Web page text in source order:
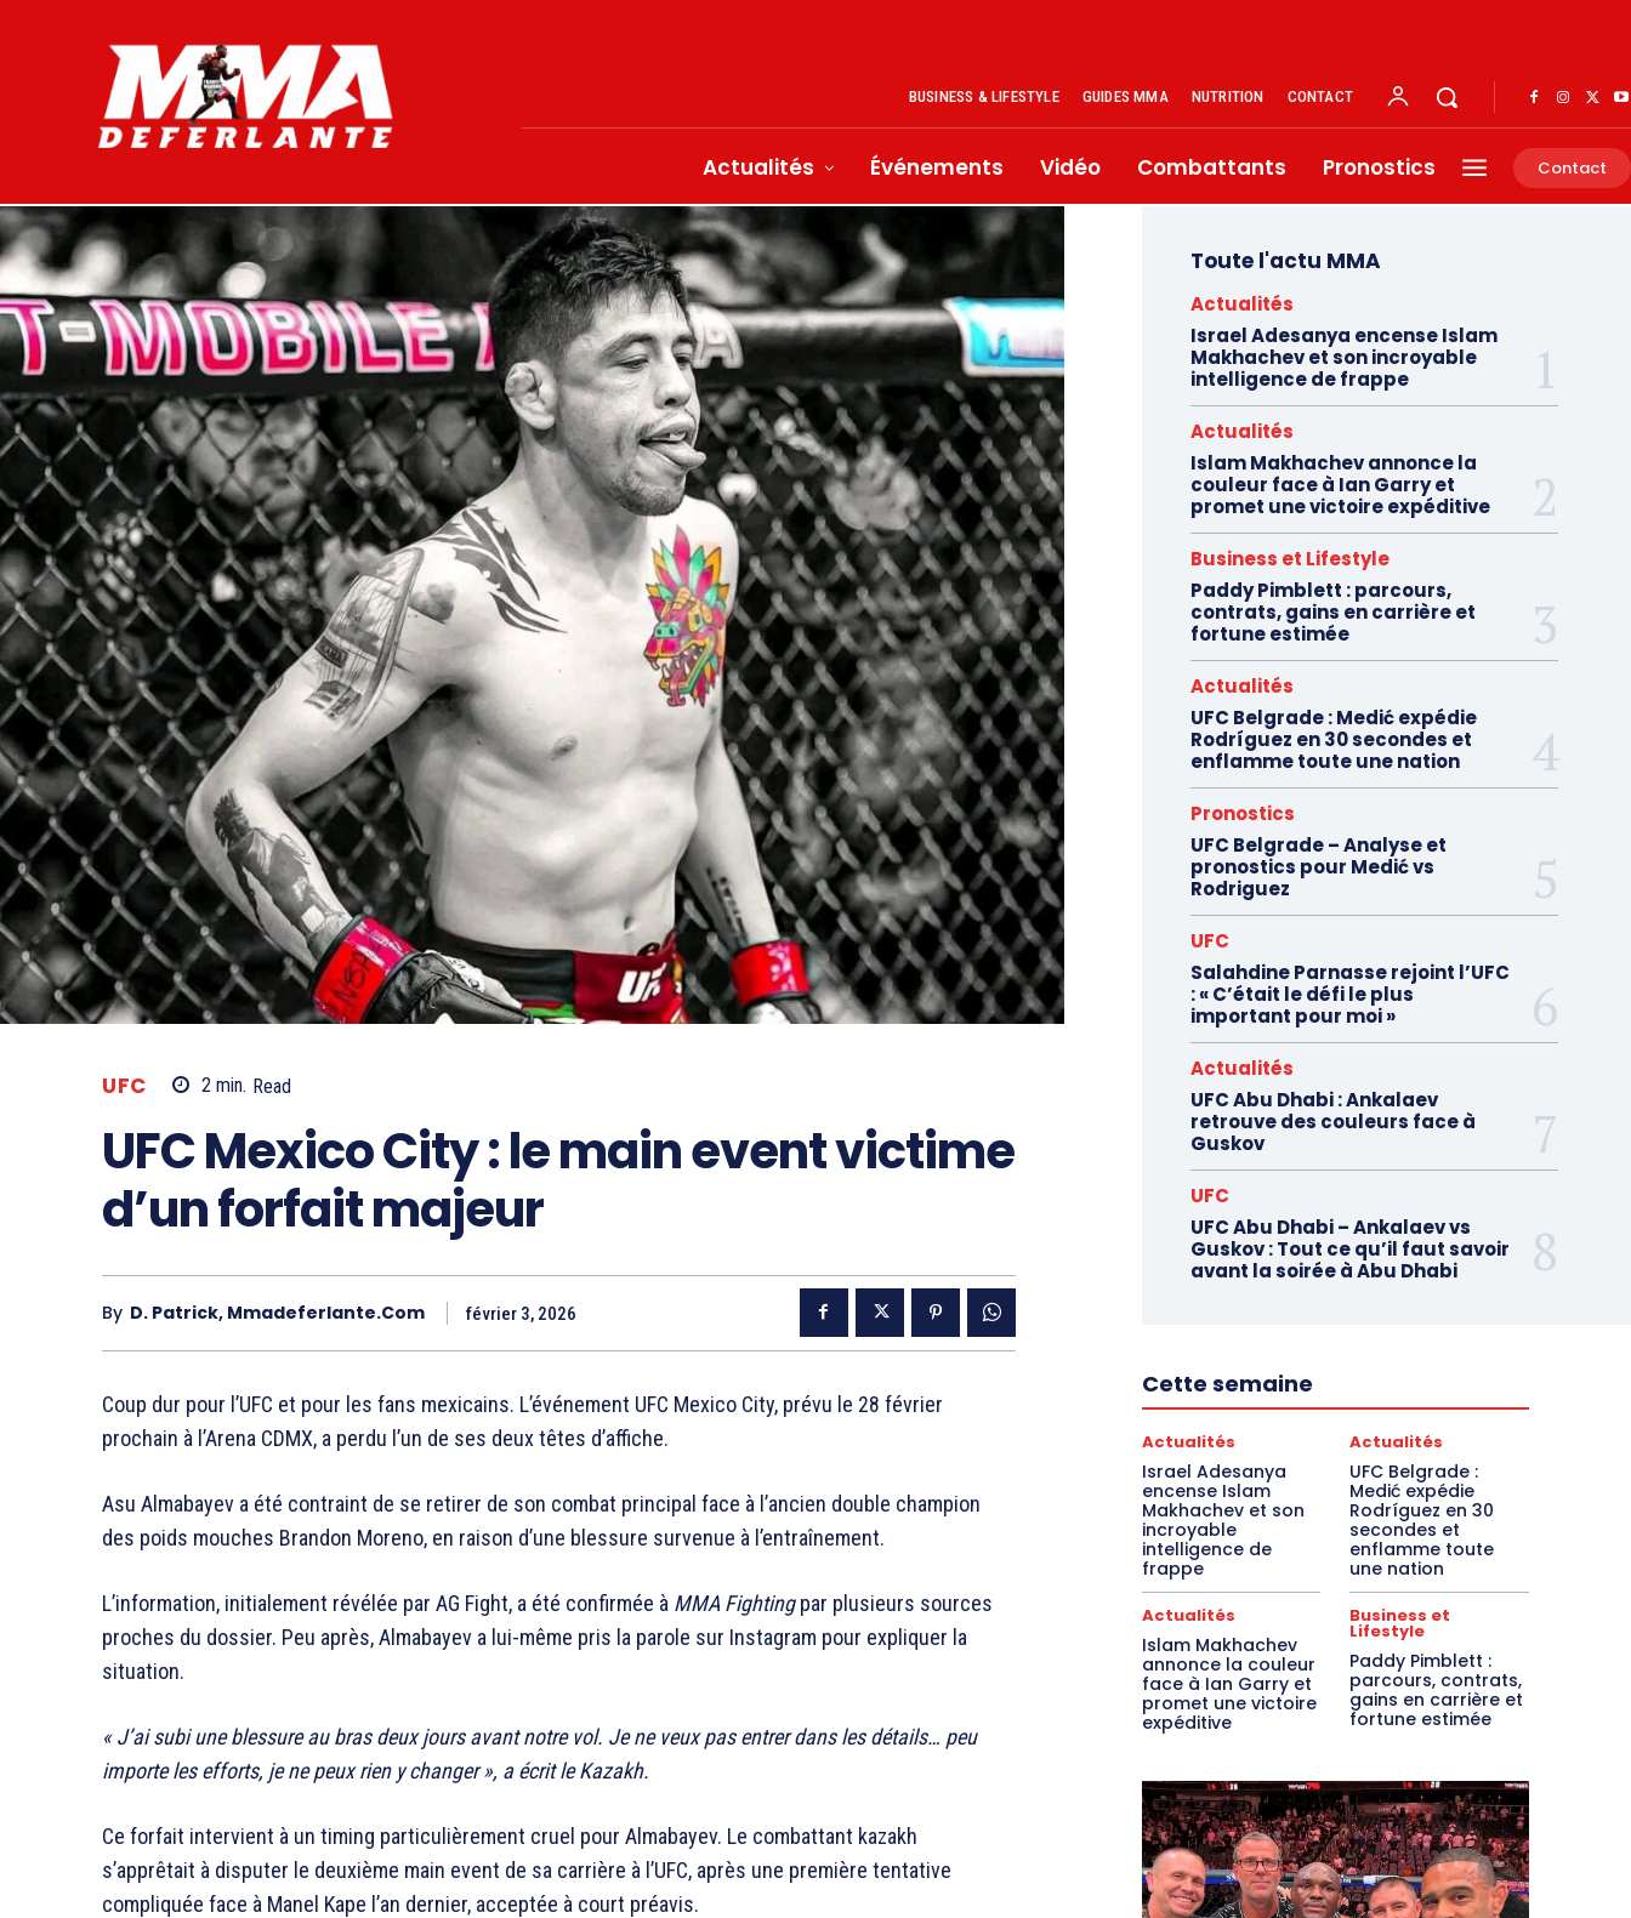
BUSINESS & LIFESTYLE GUIDES MMA NUTRITION CONTACT
Actualités Événements Vidéo Combattants Pronostics Contact
UFC 2 min. Read
UFC Mexico City : le main event victime
d’un forfait majeur
By D. Patrick, Mmadeferlante.com février 3, 2026
Coup dur pour l’UFC et pour les fans mexicains. L’événement UFC Mexico City, prévu le 28 février
prochain à l’Arena CDMX, a perdu l’un de ses deux têtes d’affiche.
Asu Almabayev a été contraint de se retirer de son combat principal face à l’ancien double champion
des poids mouches Brandon Moreno, en raison d’une blessure survenue à l’entraînement.
L’information, initialement révélée par AG Fight, a été confirmée à MMA Fightingpar plusieurs sources
proches du dossier. Peu après, Almabayev a lui-même pris la parole sur Instagram pour expliquer la
situation.
« J’ai subi une blessure au bras deux jours avant notre vol. Je ne veux pas entrer dans les détails… peu
importe les efforts, je ne peux rien y changer », a écrit le Kazakh.
Ce forfait intervient à un timing particulièrement cruel pour Almabayev. Le combattant kazakh
s’apprêtait à disputer le deuxième main event de sa carrière à l’UFC, après une première tentative
compliquée face à Manel Kape l’an dernier, acceptée à court préavis.
Toute l'actu MMA
Actualités
Israel Adesanya encense Islam
Makhachev et son incroyable
intelligence de frappe
Actualités
Islam Makhachev annonce la
couleur face à Ian Garry et
promet une victoire expéditive
Business et Lifestyle
Paddy Pimblett : parcours,
contrats, gains en carrière et
fortune estimée
Actualités
UFC Belgrade : Medić expédie
Rodríguez en 30 secondes et
enflamme toute une nation
Pronostics
UFC Belgrade – Analyse et
pronostics pour Medić vs
Rodriguez
UFC
Salahdine Parnasse rejoint l’UFC
: « C’était le défi le plus
important pour moi »
Actualités
UFC Abu Dhabi : Ankalaev
retrouve des couleurs face à
Guskov
UFC
UFC Abu Dhabi – Ankalaev vs
Guskov : Tout ce qu’il faut savoir
avant la soirée à Abu Dhabi
Cette semaine
Actualités
Israel Adesanya
encense Islam
Makhachev et son
incroyable
intelligence de
frappe
Actualités
UFC Belgrade :
Medić expédie
Rodríguez en 30
secondes et
enflamme toute
une nation
Actualités
Islam Makhachev
annonce la couleur
face à Ian Garry et
promet une victoire
expéditive
Business et
Lifestyle
Paddy Pimblett :
parcours, contrats,
gains en carrière et
fortune estimée